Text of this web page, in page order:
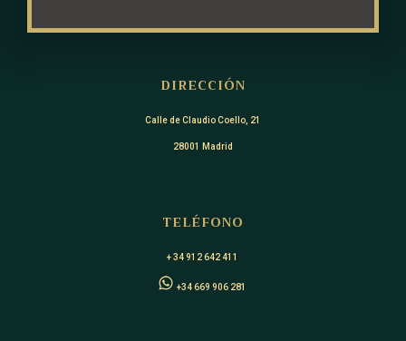
DIRECCIÓN
Calle de Claudio Coello, 21
28001 Madrid
TELÉFONO
+ 34 912 642 411
+34 669 906 281